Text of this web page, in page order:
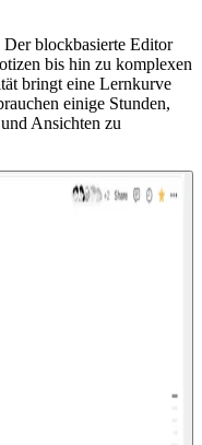
blockbasierte Editor
bis hin zu komplexen
bringt eine Lernkurve
einige Stunden,
Ansichten zu